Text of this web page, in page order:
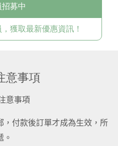
募中
獲取最新優惠資訊！
意事項
意事項
，付款後訂單才成為生效，所
。